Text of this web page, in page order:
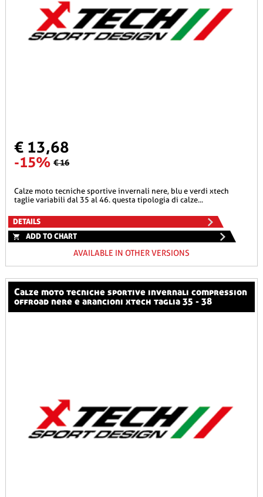
€ 13,68
-15% € 16
calze moto tecniche sportive invernali nere, blu e verdi xtech
taglie variabili dal 35 al 46. questa tipologia di calze...
DETAILS
ADD TO CHART
AVAILABLE IN OTHER VERSIONS
calze moto tecniche sportive invernali compression
offroad nere e arancioni xtech taglia 35 - 38